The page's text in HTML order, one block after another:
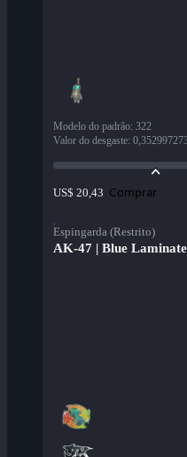
Modelo do padrão: 322
Valor do desgaste:
US$ 20,43 Comprar
Espingarda (Restrito)
AK-47 | Blue